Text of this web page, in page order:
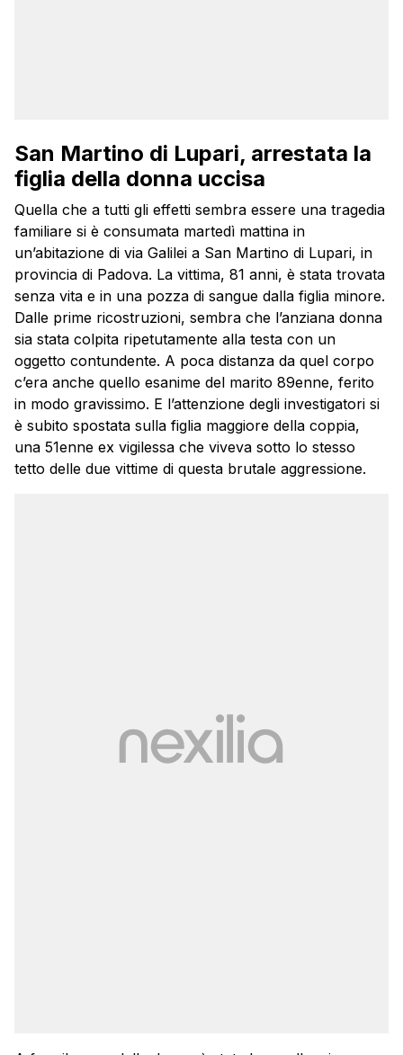
San Martino di Lupari, arrestata la
figlia della donna uccisa
Quella che a tutti gli effetti sembra essere una tragedia
familiare si è consumata martedì mattina in
un’abitazione di via Galilei a San Martino di Lupari, in
provincia di Padova. La vittima, 81 anni, è stata trovata
senza vita e in una pozza di sangue dalla figlia minore.
Dalle prime ricostruzioni, sembra che l’anziana donna
sia stata colpita ripetutamente alla testa con un
oggetto contundente. A poca distanza da quel corpo
c’era anche quello esanime del marito 89enne, ferito
in modo gravissimo. E l’attenzione degli investigatori si
è subito spostata sulla figlia maggiore della coppia,
una 51enne ex vigilessa che viveva sotto lo stesso
tetto delle due vittime di questa brutale aggressione.